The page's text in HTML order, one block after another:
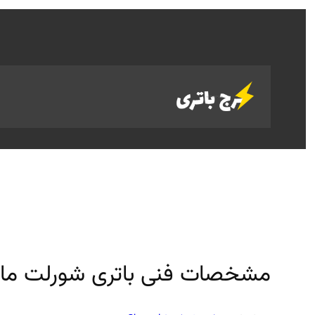
مشخصات فنی باتری شورلت